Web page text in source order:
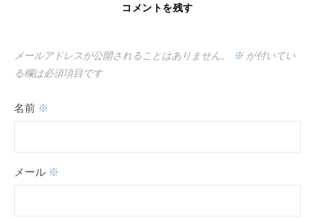
コメントを残す
メールアドレスが公開されることはありません。 ※ が付いてい
る欄は必須項目です
名前 ※
メール ※